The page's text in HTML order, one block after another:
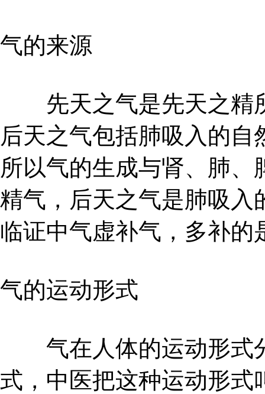
气的来源
先天之气是先天之精
后天之气包括肺吸入的
所以气的生成与肾、肺
精气，后天之气是肺吸入
临证中气虚补气，多补的
气的运动形式
气在人体的运动形式
式，中医把这种运动形式